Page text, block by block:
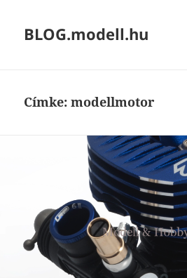
BLOG.modell.hu
Címke:modellmotor